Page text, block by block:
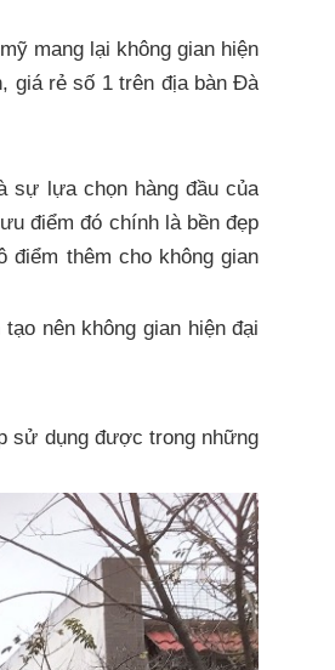
mang lại không gian hiện
giá rẻ số 1 trên địa bàn Đà
sự lựa chọn hàng đầu của
điểm đó chính là bền đẹp
thêm cho không gian
nên không gian hiện đại
sử dụng được trong những